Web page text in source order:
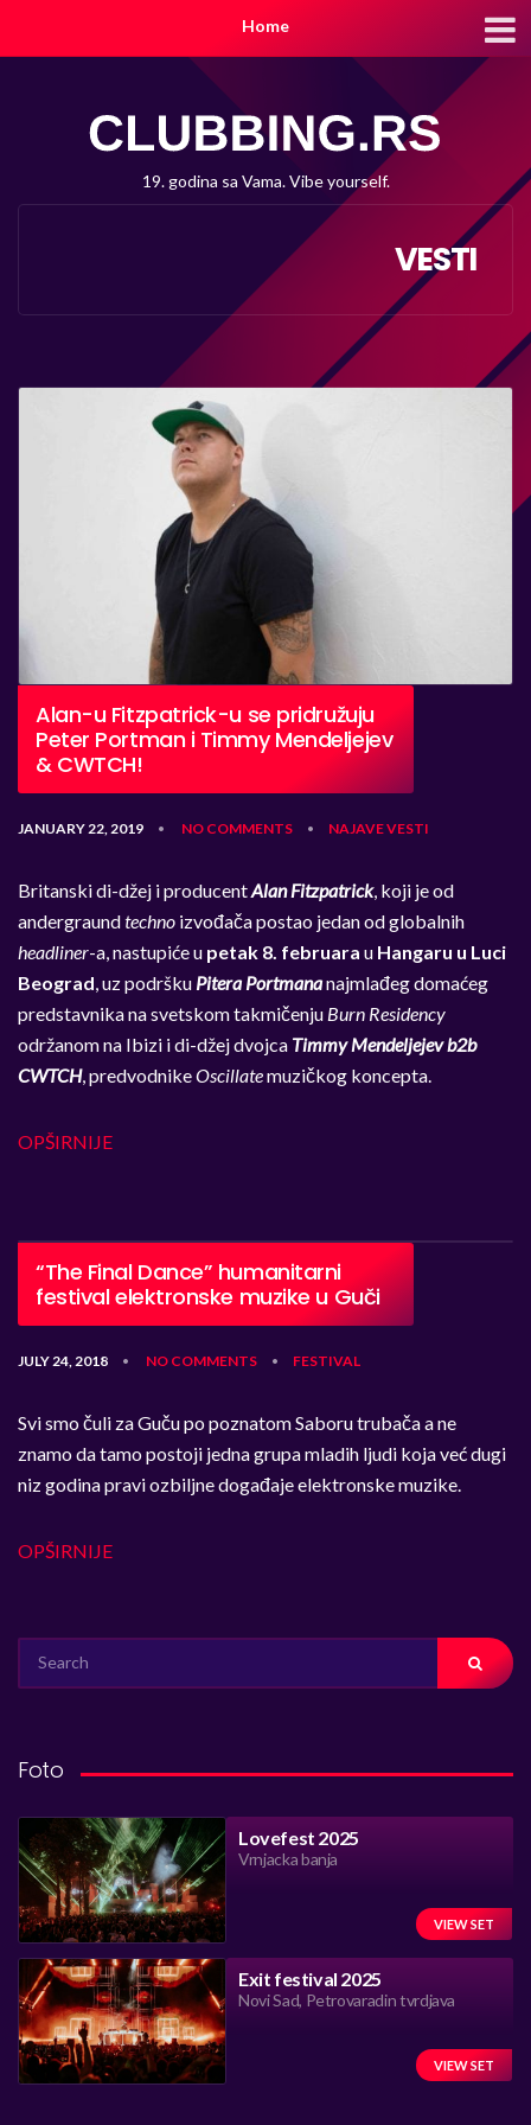
Home
19. godina sa Vama. Vibe yourself.
VESTI
Alan-u Fitzpatrick-u se pridružuju
Peter Portman i Timmy Mendeljejev
& CWTCH!
JANUARY 22, 2019 • NO COMMENTS • NAJAVEVESTI
Britanski di-džej i producentAlan Fitzpatrick, koji je od
andergraundtechno izvođača postao jedan od globalnih
headliner-a, nastupiće u petak 8. februara u Hangaru u Luci
Beograd , uz podršku Pitera Portmananajmlađeg domaćeg
predstavnika na svetskom takmičenju Burn Residency
održanom na Ibizi i di-džej dvojca Timmy Mendeljejev b2b
CWTCH, predvodnikeOscillatemuzičkog koncepta.
OPŠIRNIJE
“The Final Dance” humanitarni
festival elektronske muzike u Guči
JULY 24, 2018 • NO COMMENTS • FESTIVAL
Svi smo čuli za Guču po poznatom Saboru trubača a ne
znamo da tamo postoji jedna grupa mladih ljudi koja već dugi
niz godina pravi ozbiljne događaje elektronske muzike.
OPŠIRNIJE
FOR:
Foto
Lovefest 2025
Vrnjacka banja
VIEW SET
Exit festival 2025
Novi Sad, Petrovaradin tvrdjava
VIEW SET